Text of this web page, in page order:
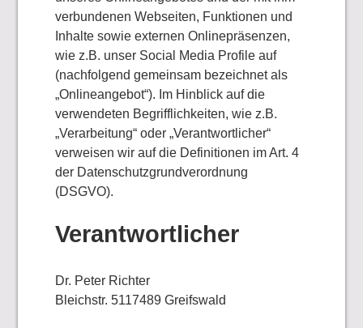
verbundenen Webseiten, Funktionen und
Inhalte sowie externen Onlinepräsenzen,
wie z.B. unser Social Media Profile auf
(nachfolgend gemeinsam bezeichnet als
„Onlineangebot“). Im Hinblick auf die
verwendeten Begrifflichkeiten, wie z.B.
„Verarbeitung“ oder „Verantwortlicher“
verweisen wir auf die Definitionen im Art. 4
der Datenschutzgrundverordnung
(DSGVO).
Verantwortlicher
Dr. Peter Richter
Bleichstr. 5117489 Greifswald